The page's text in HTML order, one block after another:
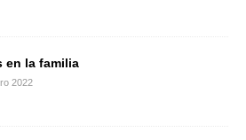
en la familia
2022